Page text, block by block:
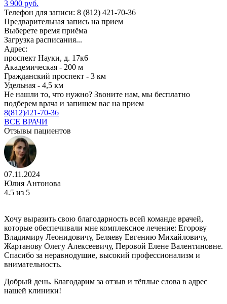
3 900 руб.
Телефон для записи: 8 (812) 421-70-36
Предварительная запись на прием
Выберете время приёма
Загрузка расписания...
Адрес:
проспект Науки, д. 17к6
Академическая - 200 м
Гражданский проспект - 3 км
Удельная - 4,5 км
Не нашли то, что нужно? Звоните нам, мы бесплатно
подберем врача и запишем вас на прием
8(812)421-70-36
ВСЕ ВРАЧИ
Отзывы пациентов
07.11.2024
Юлия Антонова
4.5 из 5
Хочу выразить свою благодарность всей команде врачей,
которые обеспечивали мне комплексное лечение: Егорову
Владимиру Леонидовичу, Беляеву Евгению Михайловичу,
Жартанову Олегу Алексеевичу, Перовой Елене Валентиновне.
Спасибо за неравнодушие, высокий профессионализм и
внимательность.
Добрый день. Благодарим за отзыв и тёплые слова в адрес
нашей клиники!